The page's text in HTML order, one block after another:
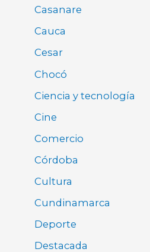
Casanare
Cauca
Cesar
Chocó
Ciencia y tecnología
Cine
Comercio
Córdoba
Cultura
Cundinamarca
Deporte
Destacada